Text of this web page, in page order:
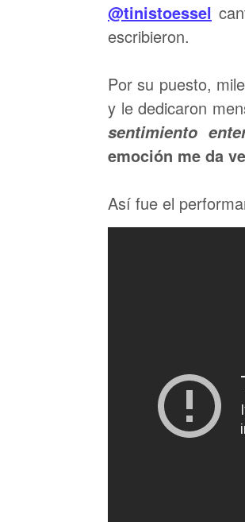
@tinistoessel
escribieron.
Por su puesto,
y le dedicaron
sentimiento
emoción me da
Así fue el